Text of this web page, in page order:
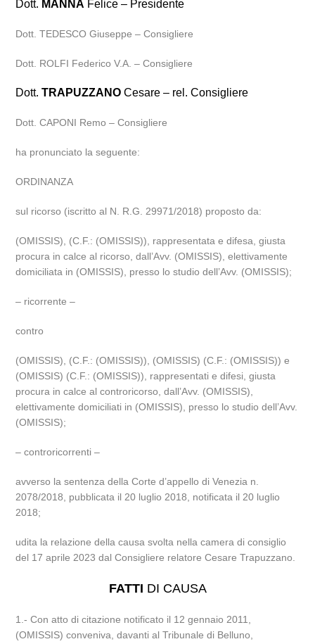
Dott. MANNA Felice – Presidente
Dott. TEDESCO Giuseppe – Consigliere
Dott. ROLFI Federico V.A. – Consigliere
Dott.TRAPUZZANO Cesare – rel. Consigliere
Dott. CAPONI Remo – Consigliere
ha pronunciato la seguente:
ORDINANZA
sul ricorso (iscritto al N. R.G. 29971/2018) proposto da:
(OMISSIS), (C.F.: (OMISSIS)), rappresentata e difesa, giusta
procura in calce al ricorso, dall’Avv. (OMISSIS), elettivamente
domiciliata in (OMISSIS), presso lo studio dell’Avv. (OMISSIS);
– ricorrente –
contro
(OMISSIS), (C.F.: (OMISSIS)), (OMISSIS) (C.F.: (OMISSIS)) e
(OMISSIS) (C.F.: (OMISSIS)), rappresentati e difesi, giusta
procura in calce al controricorso, dall’Avv. (OMISSIS),
elettivamente domiciliati in (OMISSIS), presso lo studio dell’Avv.
(OMISSIS);
– controricorrenti –
avverso la sentenza della Corte d’appello di Venezia n.
2078/2018, pubblicata il 20 luglio 2018, notificata il 20 luglio
2018;
udita la relazione della causa svolta nella camera di consiglio
del 17 aprile 2023 dal Consigliere relatore Cesare Trapuzzano.
FATTI DI CAUSA
1.- Con atto di citazione notificato il 12 gennaio 2011,
(OMISSIS) conveniva, davanti al Tribunale di Belluno,